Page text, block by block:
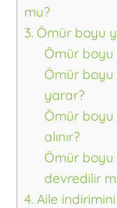
mu?
3. Ömür boyu
Ömür
Ömür
yarar?
Ömür boyu
alınır?
Ömür
devredilir
4. Aile